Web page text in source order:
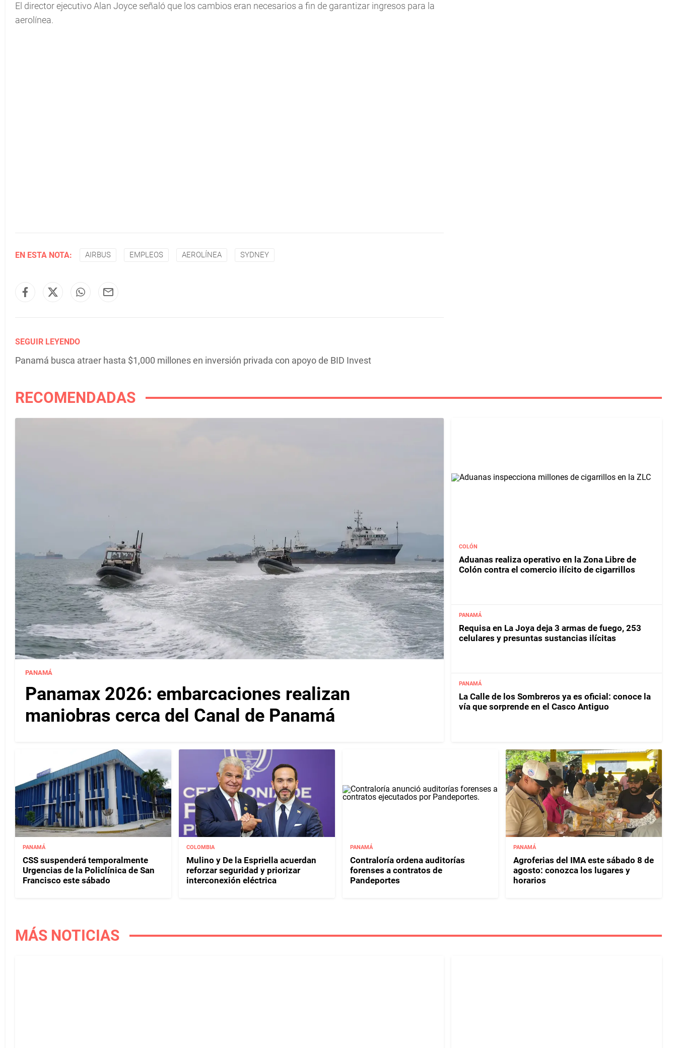
El director ejecutivo Alan Joyce señaló que los cambios eran necesarios a fin de garantizar ingresos para la
aerolínea.
EN ESTA NOTA: AIRBUS EMPLEOS AEROLÍNEA SYDNEY
SEGUIR LEYENDO
Panamá busca atraer hasta $1,000 millones en inversión privada con apoyo de BID Invest
RECOMENDADAS
PANAMÁ
Panamax 2026: embarcaciones realizan
maniobras cerca del Canal de Panamá
COLÓN
Aduanas realiza operativo en la Zona Libre de
Colón contra el comercio ilícito de cigarrillos
PANAMÁ
Requisa en La Joya deja 3 armas de fuego, 253
celulares y presuntas sustancias ilícitas
PANAMÁ
La Calle de los Sombreros ya es oficial: conoce la
vía que sorprende en el Casco Antiguo
PANAMÁ
CSS suspenderá temporalmente
Urgencias de la Policlínica de San
Francisco este sábado
COLOMBIA
Mulino y De la Espriella acuerdan
reforzar seguridad y priorizar
interconexión eléctrica
PANAMÁ
Contraloría ordena auditorías
forenses a contratos de
Pandeportes
PANAMÁ
Agroferias del IMA este sábado 8 de
agosto: conozca los lugares y
horarios
MÁS NOTICIAS